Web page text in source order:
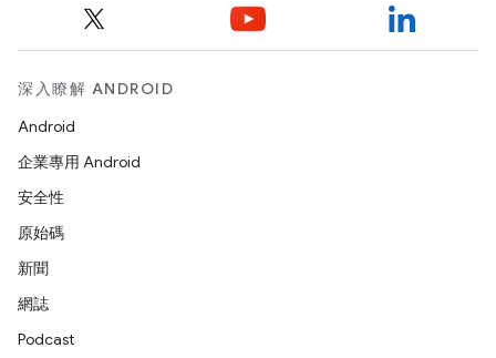
深入瞭解 ANDROID
Android
企業專用 Android
安全性
原始碼
新聞
網誌
Podcast